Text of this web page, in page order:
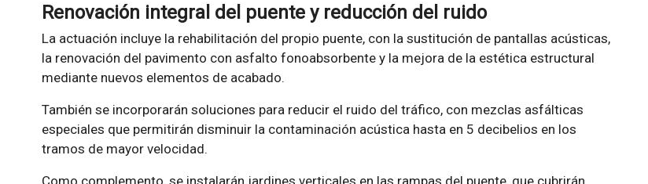
Renovación integral del puente y reducción del ruido
La actuación incluye la rehabilitación del propio puente, con la sustitución de pantallas acústicas,
la renovación del pavimento con asfalto fonoabsorbente y la mejora de la estética estructural
mediante nuevos elementos de acabado.
También se incorporarán soluciones para reducir el ruido del tráfico, con mezclas asfálticas
especiales que permitirán disminuir la contaminación acústica hasta en 5 decibelios en los
tramos de mayor velocidad.
Como complemento, se instalarán jardines verticales en las rampas del puente, que cubrirán